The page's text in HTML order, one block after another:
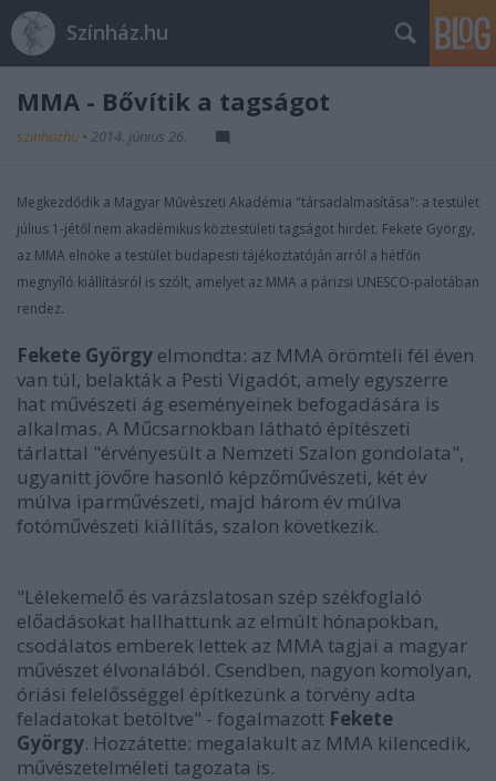
Színház.hu
MMA - Bővítik a tagságot
szinhazhu • 2014. június 26.
Megkezdődik a Magyar Művészeti Akadémia "társadalmasítása": a testület
július 1-jétől nem akadémikus köztestületi tagságot hirdet. Fekete György,
az MMA elnöke a testület budapesti tájékoztatóján arról a hétfőn
megnyíló kiállításról is szólt, amelyet az MMA a párizsi UNESCO-palotában
rendez.
Fekete György elmondta: az MMA örömteli fél éven
van túl, belakták a Pesti Vigadót, amely egyszerre
hat művészeti ág eseményeinek befogadására is
alkalmas. A Műcsarnokban látható építészeti
tárlattal "érvényesült a Nemzeti Szalon gondolata",
ugyanitt jövőre hasonló képzőművészeti, két év
múlva iparművészeti, majd három év múlva
fotóművészeti kiállítás, szalon következik.
"Lélekemelő és varázslatosan szép székfoglaló
előadásokat hallhattunk az elmúlt hónapokban,
csodálatos emberek lettek az MMA tagjai a magyar
művészet élvonalából. Csendben, nagyon komolyan,
óriási felelősséggel építkezünk a törvény adta
feladatokat betöltve" - fogalmazott Fekete
György. Hozzátette: megalakult az MMA kilencedik,
művészetelméleti tagozata is.